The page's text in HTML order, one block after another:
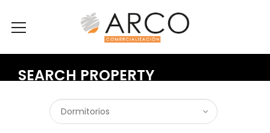
SEARCH PROPERTY